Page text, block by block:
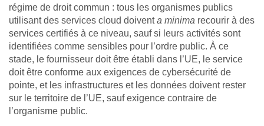
régime de droit commun : tous les organismes publics
utilisant des services cloud doiventa minima recourir à des
services certifiés à ce niveau, sauf si leurs activités sont
identifiées comme sensibles pour l’ordre public. À ce
stade, le fournisseur doit être établi dans l’UE, le service
doit être conforme aux exigences de cybersécurité de
pointe, et les infrastructures et les données doivent rester
sur le territoire de l’UE, sauf exigence contraire de
l’organisme public.